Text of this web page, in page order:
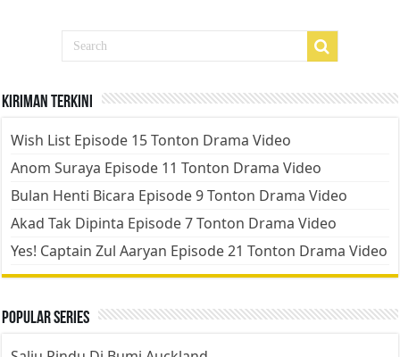
Kiriman Terkini
Wish List Episode 15 Tonton Drama Video
Anom Suraya Episode 11 Tonton Drama Video
Bulan Henti Bicara Episode 9 Tonton Drama Video
Akad Tak Dipinta Episode 7 Tonton Drama Video
Yes! Captain Zul Aaryan Episode 21 Tonton Drama Video
Popular Series